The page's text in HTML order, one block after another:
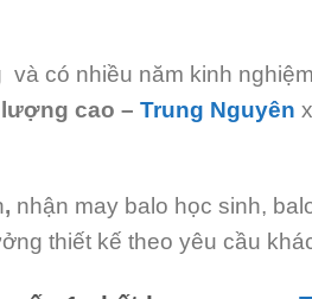
có nhiều năm kinh
cao – Trung Nguyên
, nhận may balo học sinh,
thiết kế theo yêu cầu